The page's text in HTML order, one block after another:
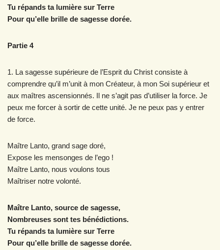
Tu répands ta lumière sur Terre
Pour qu’elle brille de sagesse dorée.
Partie 4
1. La sagesse supérieure de l’Esprit du Christ consiste à
comprendre qu’il m’unit à mon Créateur, à mon Soi supérieur et
aux maîtres ascensionnés. Il ne s’agit pas d’utiliser la force. Je
peux me forcer à sortir de cette unité. Je ne peux pas y entrer
de force.
Maître Lanto, grand sage doré,
Expose les mensonges de l’ego !
Maître Lanto, nous voulons tous
Maîtriser notre volonté.
Maître Lanto, source de sagesse,
Nombreuses sont tes bénédictions.
Tu répands ta lumière sur Terre
Pour qu’elle brille de sagesse dorée.